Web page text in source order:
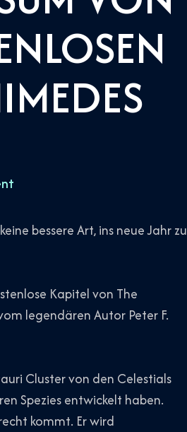
bessere Art, ins neue Jahr zu
Kapitel von The
legendären Autor Peter F.
Cluster von den Celestials
Spezies entwickelt haben.
kommt. Er wird